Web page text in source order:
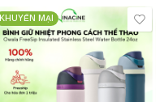
KHUYẾN MẠI